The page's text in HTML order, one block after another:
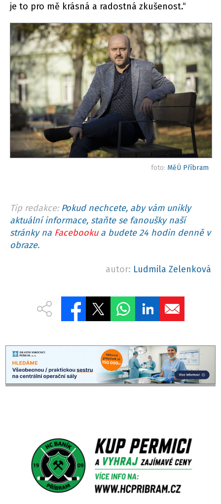
je to pro mě krásná a radostná zkušenost.“
foto: MěÚ Příbram
Tip redakce: Pokud nechcete, aby vám unikly
aktuální informace, staňte se fanoušky naší
stránky na Facebookua budete 24 hodin denně v
obraze.
autor: Ludmila Zelenková